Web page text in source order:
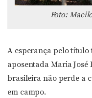
Foto:
A esperança pelo título
aposentada Maria José
brasileira não perde a
em campo.